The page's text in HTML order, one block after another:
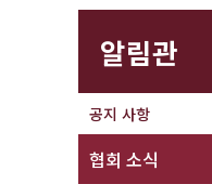
알림관
공지 사항
협회 소식